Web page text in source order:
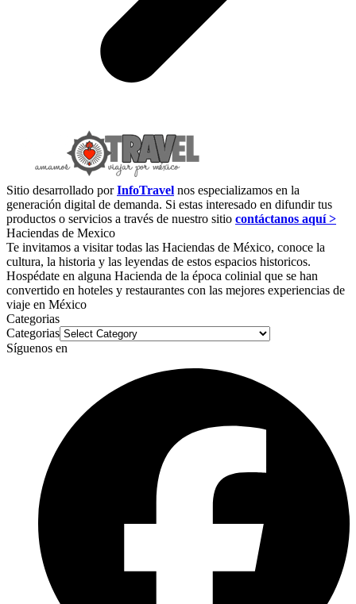
Sitio desarrollado porInfoTravel nos especializamos en la
generación digital de demanda. Si estas interesado en difundir tus
productos o servicios a través de nuestro sitio contáctanos aquí >
Haciendas de Mexico
Te invitamos a visitar todas las Haciendas de México, conoce la
cultura, la historia y las leyendas de estos espacios historicos.
Hospédate en alguna Hacienda de la época colinial que se han
convertido en hoteles y restaurantes con las mejores experiencias de
viaje en México
Categorias
Categorias
Síguenos en